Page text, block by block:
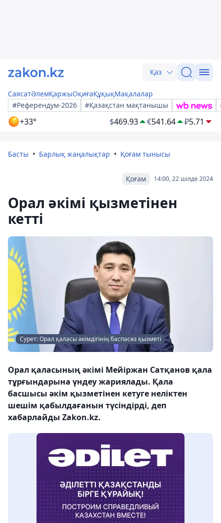
Қаз
СаясатӘлемҚаржыОқиғаҚұқықМақалалар
#Референдум-2026
#Қазақстан мақтанышы
+33° $469.93 €541.64 ₽5.71
Басты Барлық жаңалықтар Қоғам тынысы
14:00, 22 шілде 2024
Қоғам
Орал әкімі қызметінен
кетті
Сурет: Орал қаласы әкімдігінің баспасөз қызметі
Орал қаласының әкімі Мейіржан Сатқанов қала
тұрғындарына үндеу жариялады. Қала
басшысы әкім қызметінен кетуге неліктен
шешім қабылдағанын түсіндірді, деп
хабарлайды Zakon.kz.